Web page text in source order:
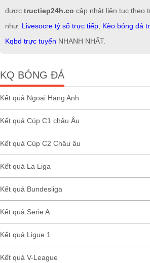
được tructiep24h.co cập nhật liên tục theo
như: Livesocre tỷ số trực tiếp Kèo bóng đá
Kqbd trực tuyến NHANH NHẤT.
KQ BÓNG ĐÁ
Kết quả Ngoại Hạng Anh
Kết quả Cúp C1 châu Âu
Kết quả Cúp C2 Châu âu
Kết quả La Liga
Kết quả Bundesliga
Kết quả Serie A
Kết quả Ligue 1
Kết quả V-League